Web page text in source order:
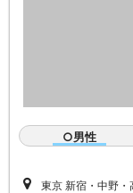
○男性
東京 新宿・中野・